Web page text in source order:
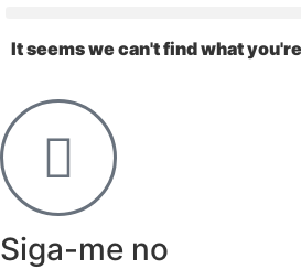
It seems we can't find what
Siga-me no